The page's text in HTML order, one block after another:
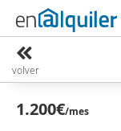
volver
1.200€/mes